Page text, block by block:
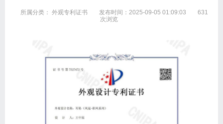
所属分类： 外观专利证书 发布时间：2025-09-05 01:09:03
631
次浏览